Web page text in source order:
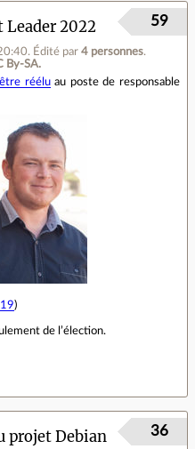
Leader 2022
. Édité par 4 personnes.
By‑SA.
59
rééluau poste de responsable
)
de l’élection.
projet Debian
36